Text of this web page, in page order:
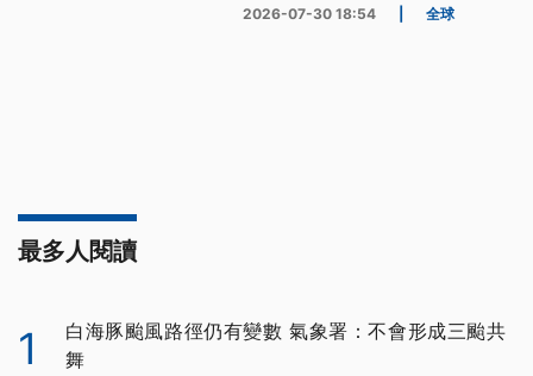
2026-07-30 18:54 全球
最多人閱讀
1
白海豚颱風路徑仍有變數 氣象署：不會形成三颱共
舞